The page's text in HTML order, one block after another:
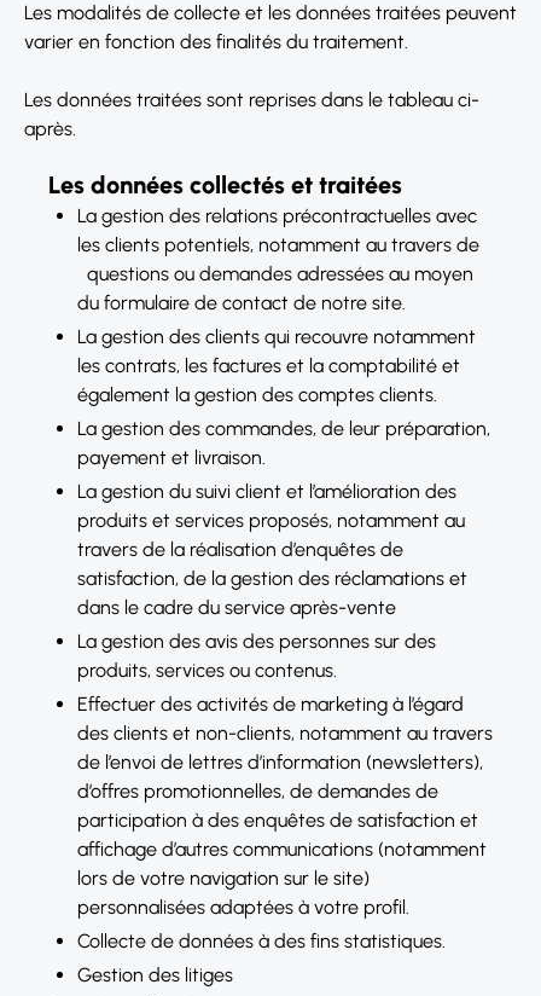
Les modalités de collecte et les données traitées peuvent
varier en fonction des finalités du traitement.
Les données traitées sont reprises dans le tableau ci-
après.
Les données collectés et traitées
La gestion des relations précontractuelles avec
les clients potentiels, notamment au travers de
questions ou demandes adressées au moyen
du formulaire de contact de notre site.
La gestion des clients qui recouvre notamment
les contrats, les factures et la comptabilité et
également la gestion des comptes clients.
La gestion des commandes, de leur préparation,
payement et livraison.
La gestion du suivi client et l’amélioration des
produits et services proposés, notamment au
travers de la réalisation d’enquêtes de
satisfaction, de la gestion des réclamations et
dans le cadre du service après-vente
La gestion des avis des personnes sur des
produits, services ou contenus.
Effectuer des activités de marketing à l’égard
des clients et non-clients, notamment au travers
de l’envoi de lettres d’information (newsletters),
d’offres promotionnelles, de demandes de
participation à des enquêtes de satisfaction et
affichage d’autres communications (notamment
lors de votre navigation sur le site)
personnalisées adaptées à votre profil.
Collecte de données à des fins statistiques.
Gestion des litiges